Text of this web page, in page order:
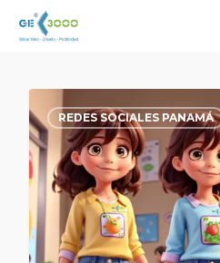
REDES SOCIALES PANAMÁ
0